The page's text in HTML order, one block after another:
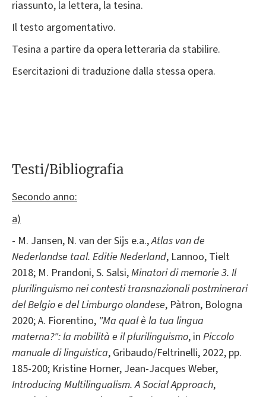
riassunto, la lettera, la tesina.
Il testo argomentativo.
Tesina a partire da opera letteraria da stabilire.
Esercitazioni di traduzione dalla stessa opera.
Testi/Bibliografia
Secondo anno:
a)
- M. Jansen, N. van der Sijs e.a.,Atlas van de
Nederlandse taal. Editie Nederland, Lannoo, Tielt
2018; M. Prandoni, S. Salsi,Minatori di memorie 3. Il
plurilinguismo nei contesti transnazionali postminerari
del Belgio e del Limburgo olandese, Pàtron, Bologna
2020; A. Fiorentino, "Ma qual è la tua lingua
materna?": la mobilità e il plurilinguismo, in Piccolo
manuale di linguistica, Gribaudo/Feltrinelli, 2022, pp.
185-200; Kristine Horner, Jean-Jacques Weber,
Introducing Multilingualism. A Social Approach,